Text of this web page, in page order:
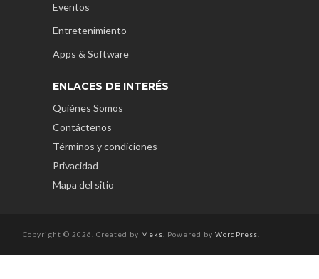
Eventos
Entretenimiento
Apps & Software
ENLACES DE INTERÉS
Quiénes Somos
Contáctenos
Términos y condiciones
Privacidad
Mapa del sitio
Copyright © 2026. Created by Meks . Powered by WordPress